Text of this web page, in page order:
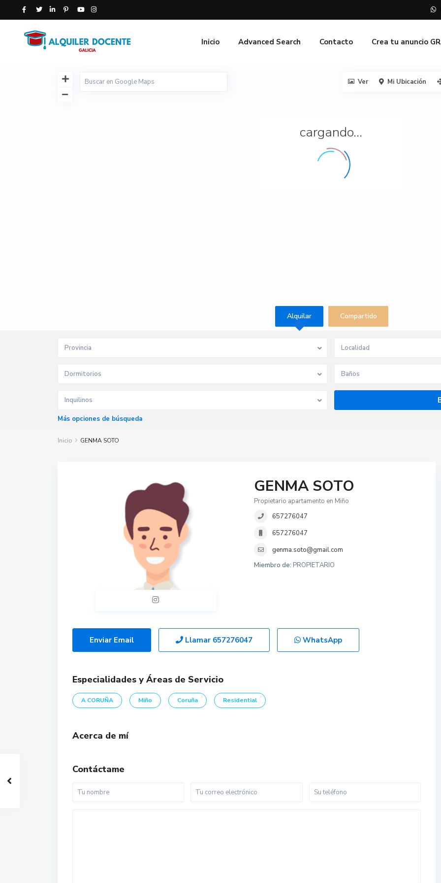
Inicio Advanced Search Contacto Crea tu anuncio
cargando...
Ver Mi Ubicación
Alquilar Compartido
Provincia
Dormitorios Baños
Inquilinos
Más opciones de búsqueda
Inicio GENMA SOTO
GENMA SOTO
Propietario apartamento en Miño
657276047
657276047
genma.soto@gmail.com
Miembro de: PROPIETARIO
Enviar Email Llamar 657276047 WhatsApp
Especialidades y Áreas de Servicio
A CORUÑA Miño Coruña Residential
Acerca de mí
Contáctame